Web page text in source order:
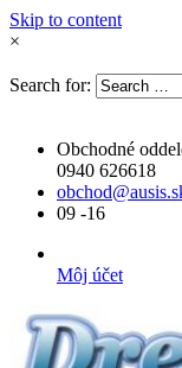
Skip to content
×
Search for:
Obchodné
0940 626618
09 -16
Môj účet